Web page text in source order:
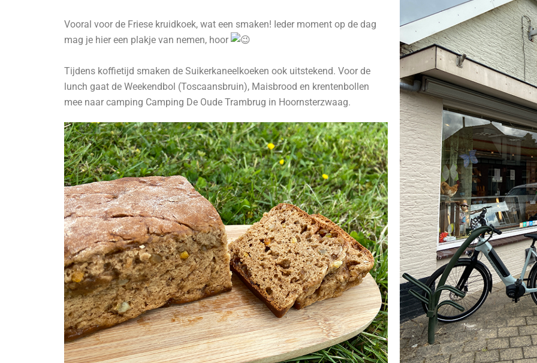
Vooral voor de Friese kruidkoek, wat een smaken! Ieder moment op de dag
mag je hier een plakje van nemen, hoor
Tijdens koffietijd smaken de Suikerkaneelkoeken ook uitstekend. Voor de
lunch gaat de Weekendbol (Toscaansbruin), Maisbrood en krentenbollen
mee naar camping Camping De Oude Trambrug in Hoornsterzwaag.